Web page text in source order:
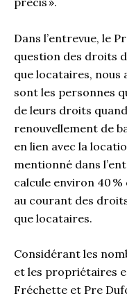
Dans l’entrevue, le
question des droits
que locataires, nous
sont les personnes
de leurs droits
renouvellement de
en lien avec la
mentionné dans
calcule environ 40
au courant des
que locataires.
Considérant les
et les propriétaires
Fréchette et Pre